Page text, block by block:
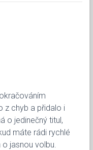
z chyb a přidalo i
o jedinečný titul,
máte rádi rychlé
jasnou volbu.